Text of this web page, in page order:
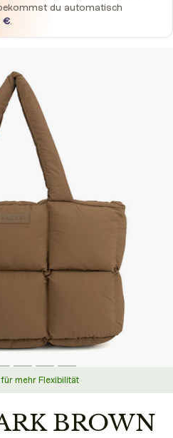
du automatisch
€
mehr Flexibilität
BROWN